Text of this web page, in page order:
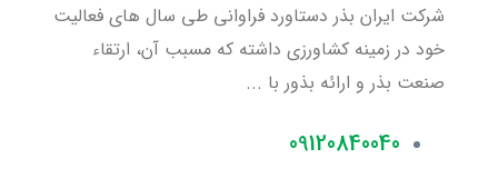
شرکت ایران بذر دستاورد فراوانی طی سال های فعالیت
خود در زمینه کشاورزی داشته که مسبب آن، ارتقاء
صنعت بذر و ارائه بذور با ...
09120840040